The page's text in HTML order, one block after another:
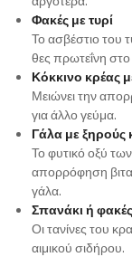
Φακές με τυρί
Το ασβέστιο του
θες πρωτεΐνη στο
Κόκκινο κρέας
Μειώνει την
για άλλο γεύμα.
Γάλα με
Το φυτικό οξύ
απορρόφηση
γάλα.
Σπανάκι ή
Οι τανίνες του
αιμικού σιδήρου.